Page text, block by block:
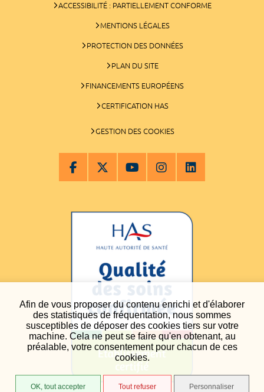
Afin de vous proposer du contenu enrichi et d'élaborer
des statistiques de fréquentation, nous sommes
susceptibles de déposer des cookies tiers sur votre
machine. Cela ne peut se faire qu'en obtenant, au
préalable, votre consentement pour chacun de ces
cookies.
OK, tout accepter Tout refuser Personnaliser
ACCESSIBILITÉ : PARTIELLEMENT CONFORME
MENTIONS LÉGALES
PROTECTION DES DONNÉES
PLAN DU SITE
FINANCEMENTS EUROPÉENS
CERTIFICATION HAS
GESTION DES COOKIES